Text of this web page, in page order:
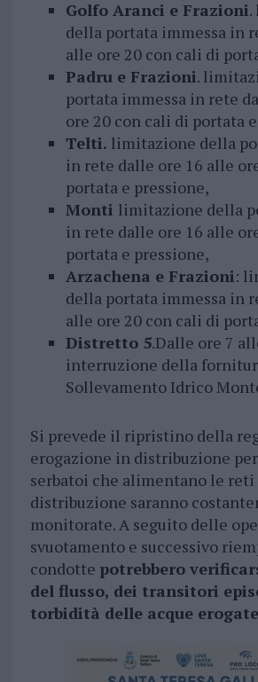
Golfo Aranci e Frazioni
della portata immessa in
alle ore 20 con cali di
Padru e Frazioni.
portata immessa in rete
ore 20 con cali di portata
Telti. limitazione della
in rete dalle ore 16 alle
portata e pressione,
Monti limitazione della
in rete dalle ore 16 alle
portata e pressione,
Arzachena e Frazioni:
della portata immessa in
alle ore 20 con cali di
Distretto 5.Dalle ore 7
interruzione della
Sollevamento Idrico
Si prevede il ripristino della
erogazione in distribuzione
serbatoi che alimentano le reti
distribuzione saranno
monitorate. A seguito delle
svuotamento e successivo
condotte potrebbero
del flusso, dei transitori
torbidità delle acque erogate